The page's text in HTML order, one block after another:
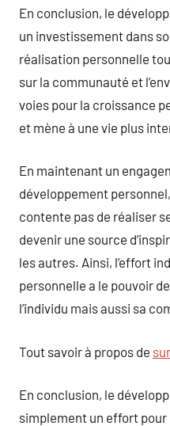
En conclusion, le
un investissement dans
réalisation personnelle
sur la communauté et
voies pour la croissance
et mène à une vie plus
En maintenant un
développement
contente pas de réaliser
devenir une source
les autres. Ainsi, l’effort
personnelle a le pouvoir
l’individu mais aussi sa
Tout savoir à propos de
En conclusion, le
simplement un effort